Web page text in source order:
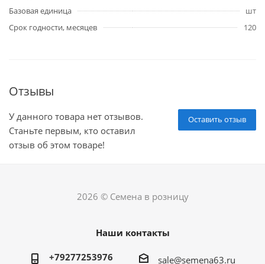
Базовая единица
шт
Срок годности, месяцев
120
Отзывы
Оставить отзыв
У данного товара нет отзывов.
Станьте первым, кто оставил
отзыв об этом товаре!
2026 © Семена в розницу
Наши контакты
+79277253976 sale@semena63.ru